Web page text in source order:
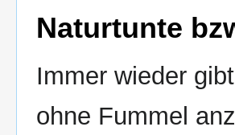
Naturtunte
Immer wieder
ohne Fummel